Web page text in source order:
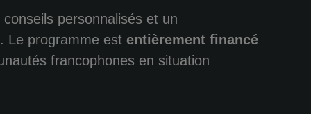
personnalisés et un
Le programme est entièrement financé
francophones en situation